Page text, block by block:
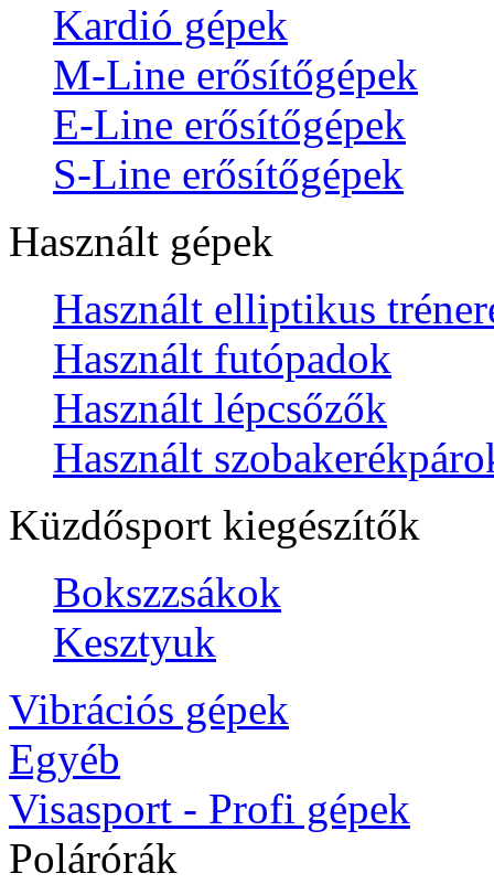
Kardió gépek
M-Line erősítőgépek
E-Line erősítőgépek
S-Line erősítőgépek
Használt gépek
Használt elliptikus
Használt futópadok
Használt lépcsőzők
Használt
Küzdősport kiegészítők
Bokszzsákok
Kesztyuk
Vibrációs gépek
Egyéb
Visasport - Profi gépek
Polárórák